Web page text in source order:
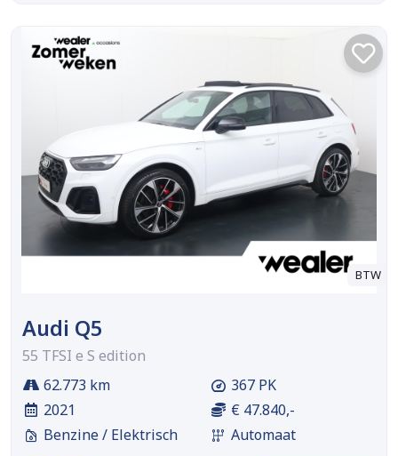
BTW
Audi Q5
55 TFSI e S edition
62.773 km
2021
Benzine / Elektrisch
367 PK
€ 47.840,-
Automaat